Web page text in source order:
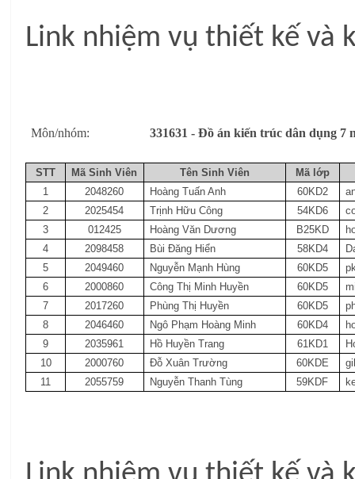
Link nhiệm vụ thiết kế
Môn/nhóm: 331631 - Đồ án kiến trúc dân dụng 7
STT Mã Sinh Viên Tên Sinh Viên
Mã lớp
1
2048260 Hoàng Tuấn Anh 60KD2
2
2025454 Trịnh Hữu Công 54KD6
3
012425 Hoàng Văn Dương B25KD
4
2098458 Bùi Đăng Hiển 58KD4
5
2049460 Nguyễn Mạnh Hùng 60KD5
6
2000860 Công Thị Minh Huyền 60KD5
7
2017260 Phùng Thị Huyền 60KD5
8
2046460 Ngô Phạm Hoàng Minh 60KD4
9
2035961 Hồ Huyền Trang 61KD1
10
2000760 Đỗ Xuân Trường 60KDE
11
2055759 Nguyễn Thanh Tùng 59KDF